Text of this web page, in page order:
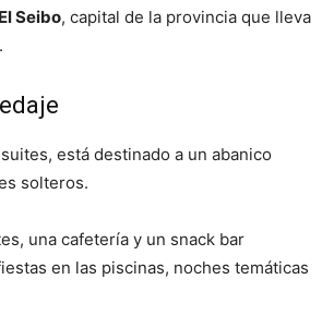
El Seibo, capital de la provincia que lleva
está destinado a un abanico
solteros.
una cafetería y un snack bar
en las piscinas, noches temáticas